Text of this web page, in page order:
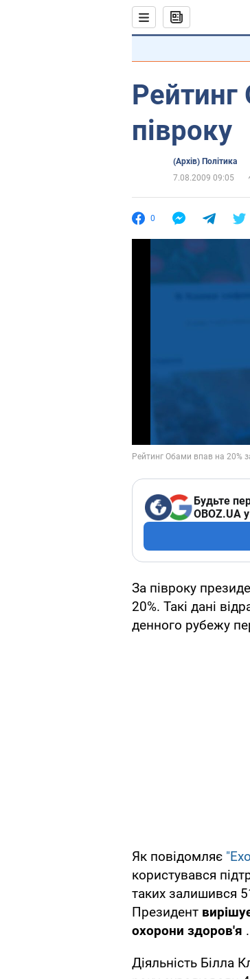
Рейтинг
півроку
(Архів) Політика
7.08.2009 09:05
0
Будьте
OBOZ.UA
За півроку
20%. Такі дані
денного рубежу
Як повідомляє
користувався
таких залишився
Президент
охорони здоров'я .
Діяльність Білла